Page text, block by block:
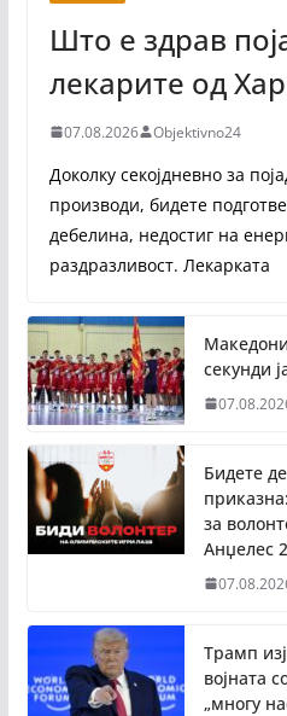
Што е здрав
лекарите од
07.08.2026 Objektivno24
Доколку секојдневно за
производи, бидете
дебелина, недостиг на
раздразливост. Лекарката
секунди
Бидете
за
Анџелес
Трамп
војната
„многу